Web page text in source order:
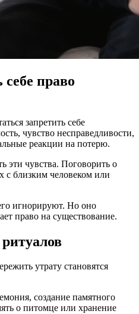
право
запретить себе
чувство несправедливости,
реакции на потерю.
эти чувства. Поговорить о
с близким человеком или
игнорируют. Но оно
право на существование.
утрату становятся
создание памятного
о питомце или хранение